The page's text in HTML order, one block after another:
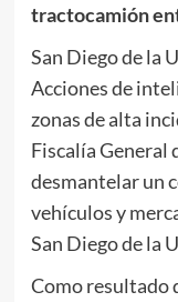
tractocamión
San Diego de la
Acciones de
zonas de alta
Fiscalía General
desmantelar un
vehículos y
San Diego de la
Como resultado